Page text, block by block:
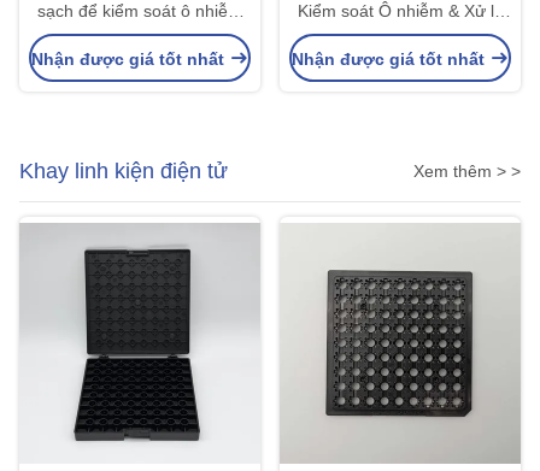
sạch để kiểm soát ô nhiễm
và lưu trữ an toàn
Nhận được giá tốt nhất
Kiểm soát Ô nhiễm & Xử lý
Chip An toàn
Nhận được giá tốt nhất
Khay linh kiện điện tử Xem thêm > >